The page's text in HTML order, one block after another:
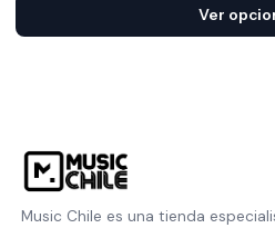
Ver
Music Chile es una tienda